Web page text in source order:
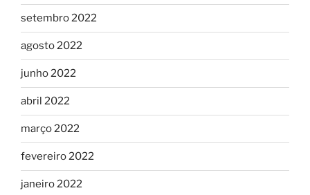
setembro 2022
agosto 2022
junho 2022
abril 2022
março 2022
fevereiro 2022
janeiro 2022